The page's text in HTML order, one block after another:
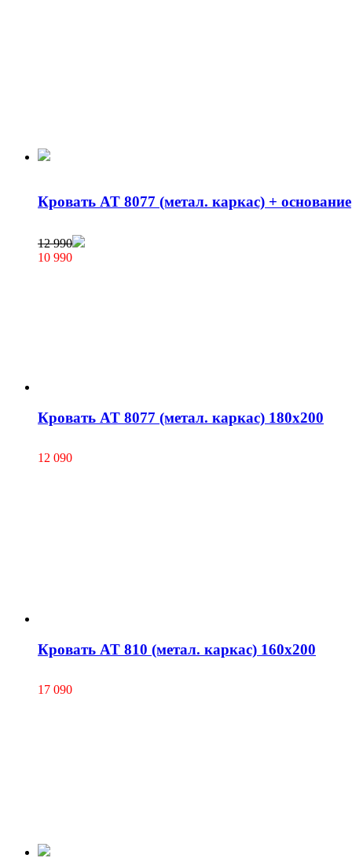
Кровать AT 8077 (метал. каркас) + основание
12 990
10 990
Кровать AT 8077 (метал. каркас) 180х200
12 090
Кровать AT 810 (метал. каркас) 160х200
17 090